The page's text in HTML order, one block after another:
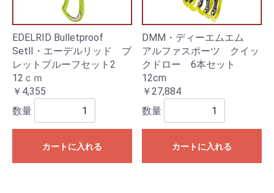
EDELRID Bulletproof
SetⅡ・エーデルリッド ブ
レットプルーフセット2
12ｃｍ
￥4,355
数量
カートに入れる
DMM・ディーエムエム
アルファスポーツ クイッ
クドロー 6本セット
12cm
￥27,884
数量
カートに入れる